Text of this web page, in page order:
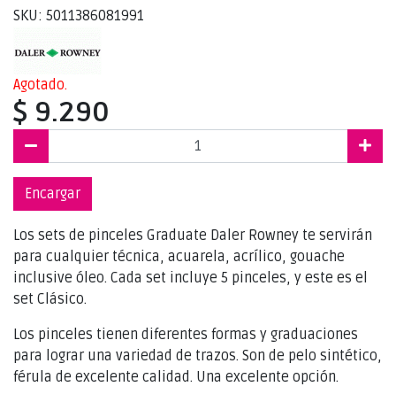
SKU: 5011386081991
Agotado.
$ 9.290
Encargar
Los sets de pinceles Graduate Daler Rowney te servirán
para cualquier técnica, acuarela, acrílico, gouache
inclusive óleo. Cada set incluye 5 pinceles, y este es el
set Clásico.
Los pinceles tienen diferentes formas y graduaciones
para lograr una variedad de trazos. Son de pelo sintético,
férula de excelente calidad. Una excelente opción.